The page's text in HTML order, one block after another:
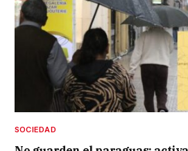
SOCIEDAD